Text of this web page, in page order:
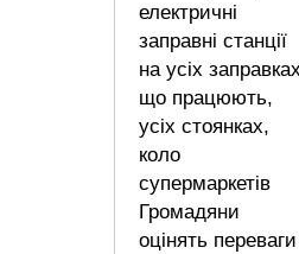
електричні
заправні станції
на усіх
що працюють,
усіх стоянках,
коло
супермаркетів
Громадяни
оцінять переваги